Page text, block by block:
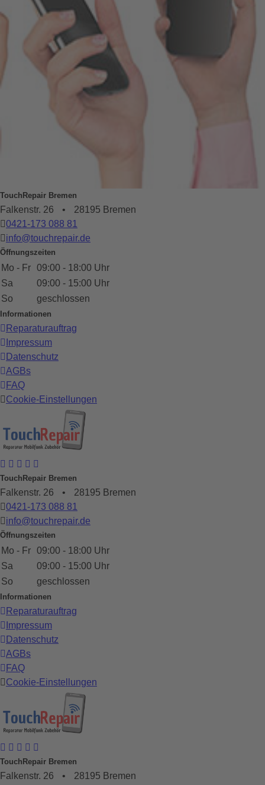
TouchRepair Bremen
Falkenstr. 26 •
28195 Bremen
0421-173 088 81
info@touchrepair.de
Öffnungszeiten
Mo - Fr 09:00 - 18:00 Uhr
Sa
09:00 - 15:00 Uhr
So
geschlossen
Informationen
Reparaturauftrag
Impressum
Datenschutz
AGBs
FAQ
Cookie-Einstellungen
TouchRepair Bremen
Falkenstr. 26 •
28195 Bremen
0421-173 088 81
info@touchrepair.de
Öffnungszeiten
Mo - Fr 09:00 - 18:00 Uhr
Sa
09:00 - 15:00 Uhr
So
geschlossen
Informationen
Reparaturauftrag
Impressum
Datenschutz
AGBs
FAQ
Cookie-Einstellungen
TouchRepair Bremen
Falkenstr. 26 •
28195 Bremen